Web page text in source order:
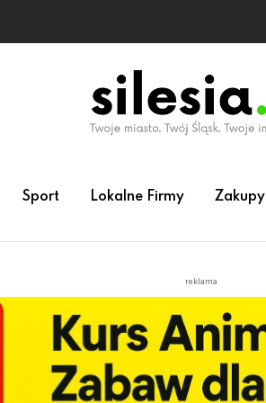
Sport Lokalne Firmy Zakupy
reklama